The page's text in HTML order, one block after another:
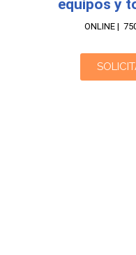
equipos y
ONLINE |